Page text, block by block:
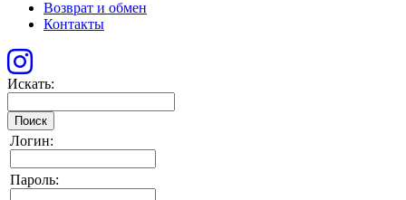
Возврат и обмен
Контакты
Искать:
Поиск
Логин:
Пароль: